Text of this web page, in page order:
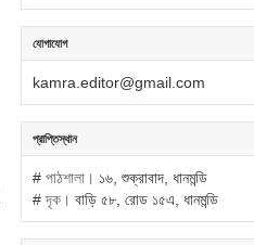
যোগাযোগ
kamra.editor@gmail.com
প্রাপ্তিস্থান
# পাঠশালা। ১৬, শুক্রাবাদ, ধানমন্ডি
#দৃক। বাড়ি ৫৮, রোড ১৫এ, ধানমন্ডি